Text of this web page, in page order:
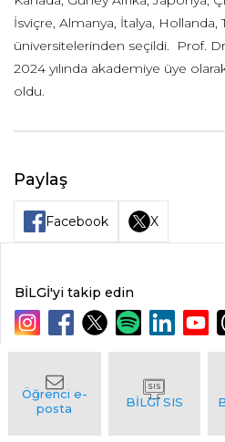
İsviçre, Almanya, İtalya, Hollanda,
üniversitelerinden seçildi. Prof.
2024 yılında akademiye üye
oldu.
Paylaş
Facebook X
BİLGİ'yi takip edin